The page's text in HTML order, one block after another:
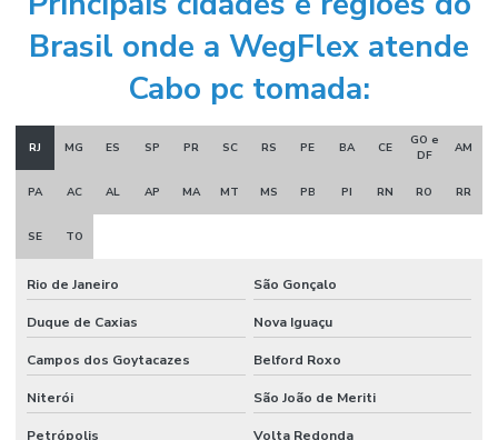
Brasil onde a WegFlex atende
Cabo pc tomada:
RJ MG ES SP PR SC RS PE BA CE
GO e
DF
AM
PA AC AL AP MA MT MS PB PI RN RO RR
SE TO
Rio de Janeiro São Gonçalo
Duque de Caxias Nova Iguaçu
Campos dos Goytacazes Belford Roxo
Niterói São João de Meriti
Petrópolis Volta Redonda